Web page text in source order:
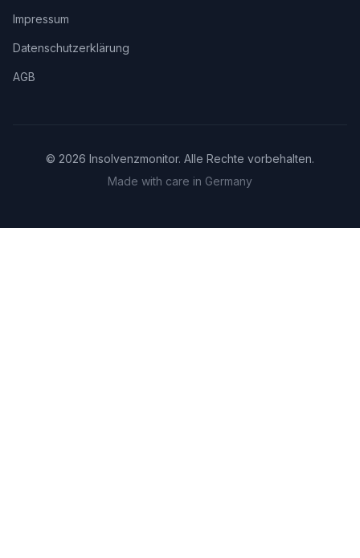
Impressum
Datenschutzerklärung
AGB
© 2026 Insolvenzmonitor. Alle Rechte vorbehalten.
Made with care in Germany